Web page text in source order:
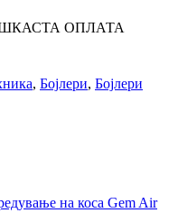
ОПЛАТА
, Бојлери, Бојлери